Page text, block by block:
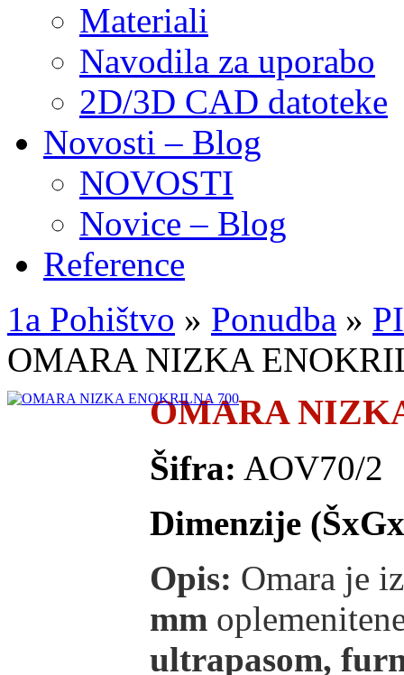
Materiali
Navodila za uporabo
2D/3D CAD datoteke
Novosti – Blog
NOVOSTI
Novice – Blog
Reference
1a Pohištvo » Ponudba »
OMARA NIZKA
OMARA
Šifra: AOV70/2
Dimenzije
Opis: Omara je
mm
ultrapasom,